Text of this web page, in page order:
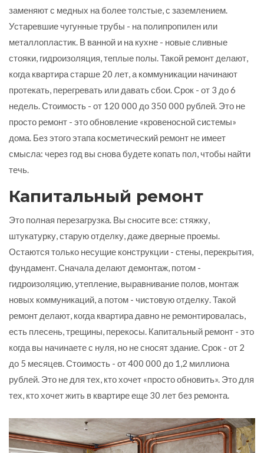
заменяют с медных на более толстые, с заземлением.
Устаревшие чугунные трубы - на полипропилен или
металлопластик. В ванной и на кухне - новые сливные
стояки, гидроизоляция, теплые полы. Такой ремонт делают,
когда квартира старше 20 лет, а коммуникации начинают
протекать, перегревать или давать сбои. Срок - от 3 до 6
недель. Стоимость - от 120 000 до 350 000 рублей. Это не
просто ремонт - это обновление «кровеносной системы»
дома. Без этого этапа косметический ремонт не имеет
смысла: через год вы снова будете копать пол, чтобы найти
течь.
Капитальный ремонт
Это полная перезагрузка. Вы сносите все: стяжку,
штукатурку, старую отделку, даже дверные проемы.
Остаются только несущие конструкции - стены, перекрытия,
фундамент. Сначала делают демонтаж, потом -
гидроизоляцию, утепление, выравнивание полов, монтаж
новых коммуникаций, а потом - чистовую отделку. Такой
ремонт делают, когда квартира давно не ремонтировалась,
есть плесень, трещины, перекосы. Капитальный ремонт - это
когда вы начинаете с нуля, но не сносят здание. Срок - от 2
до 5 месяцев. Стоимость - от 400 000 до 1,2 миллиона
рублей. Это не для тех, кто хочет «просто обновить». Это для
тех, кто хочет жить в квартире еще 30 лет без ремонта.